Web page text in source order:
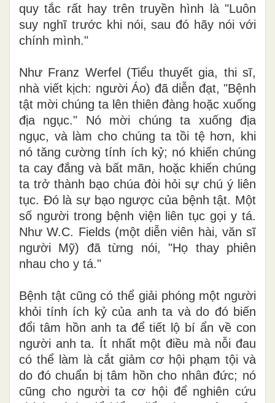
quy tắc rất hay trên truyền hình là "Luôn
suy nghĩ trước khi nói, sau đó hãy nói với
chính mình."
Như Franz Werfel (Tiểu thuyết gia, thi sĩ,
nhà viết kịch: người Áo) đã diễn đạt, "Bệnh
tật mời chúng ta lên thiên đàng hoặc xuống
địa ngục." Nó mời chúng ta xuống địa
ngục, và làm cho chúng ta tồi tệ hơn, khi
nó tăng cường tính ích kỷ; nó khiến chúng
ta cay đắng và bất mãn, hoặc khiến chúng
ta trở thành bạo chúa đòi hỏi sự chú ý liên
tục. Đó là sự bạo ngược của bệnh tật. Một
số người trong bệnh viện liên tục gọi y tá.
Như W.C. Fields (một diễn viên hài, văn sĩ
người Mỹ) đã từng nói, "Họ thay phiên
nhau cho y tá."
Bệnh tật cũng có thể giải phóng một người
khỏi tính ích kỷ của anh ta và do đó biến
đổi tâm hồn anh ta để tiết lộ bí ẩn về con
người anh ta. Ít nhất một điều mà nỗi đau
có thể làm là cắt giảm cơ hội phạm tội và
do đó chuẩn bị tâm hồn cho nhân đức; nó
cũng cho người ta cơ hội để nghiên cứu